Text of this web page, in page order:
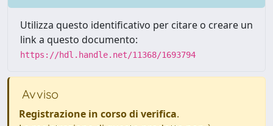
Utilizza questo identificativo per citare o creare un
link a questo documento:
https://hdl.handle.net/11368/1693794
Avviso
Registrazione in corso di verifica.